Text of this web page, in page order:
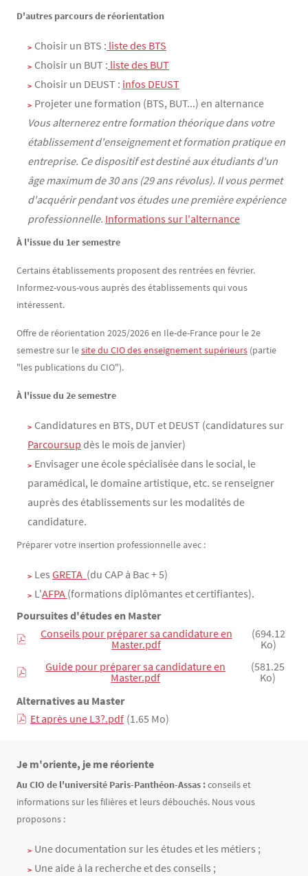
D'autres parcours de réorientation
Choisir un BTS : liste des BTS
Choisir un BUT : liste des BUT
Choisir un DEUST : infos DEUST
Projeter une formation (BTS, BUT...) en alternance
Vous alternerez entre formation théorique dans votre
établissement d'enseignement et formation pratique en
entreprise. Ce dispositif est destiné aux étudiants d'un
âge maximum de 30 ans (29 ans révolus). Il vous permet
d'acquérir pendant vos études une première expérience
professionnelle. Informations sur l'alternance
À l'issue du 1er semestre
Certains établissements proposent des rentrées en février.
Informez-vous-vous auprès des établissements qui vous
intéressent.
Offre de réorientation 2025/2026 en Ile-de-France pour le 2e
semestre sur lesite du CIO des enseignement supérieurs (partie
"les publications du CIO").
À l'issue du 2e semestre
Candidatures en BTS, DUT et DEUST (candidatures sur
Parcoursup dès le mois de janvier)
Envisager une école spécialisée dans le social, le
paramédical, le domaine artistique, etc. se renseigner
auprès des établissements sur les modalités de
candidature.
Préparer votre insertion professionnelle avec :
Les GRETA (du CAP à Bac + 5)
L'AFPA (formations diplômantes et certifiantes).
Poursuites d'études en Master
Conseils pour préparer sa candidature en
Master.pdf
(694.12
Ko)
Guide pour préparer sa candidature en
Master.pdf
(581.25
Ko)
Alternatives au Master
Et après une L3?.pdf (1.65 Mo)
Texte
Je m'oriente, je me réoriente
Au CIO de l'université Paris-Panthéon-Assas :conseils et
informations sur les filières et leurs débouchés. Nous vous
proposons :
Une documentation sur les études et les métiers ;
Une aide à la recherche et des conseils ;